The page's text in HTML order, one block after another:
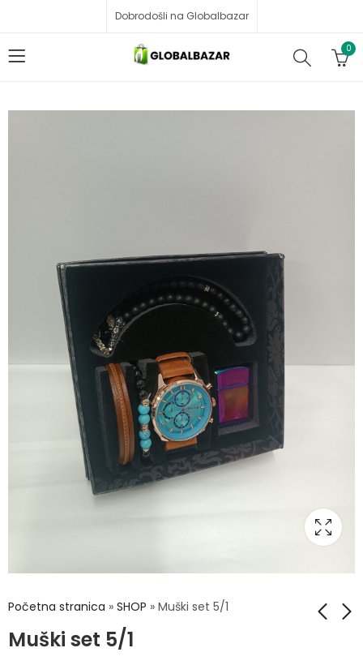
Dobrodošli na Globalbazar
0
Početna stranica » SHOP » Muški set 5/1
Muški set 5/1